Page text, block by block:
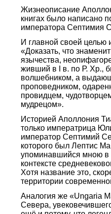
Жизнеописание
книгах было написано
императора Септимия
И главной своей целью
«Доказать, что
язычества,
живший в I в. по Р. Хр.,
волшебником, а
проповедником,
провидцем,
мудрецом».
Историей Аполлония
только императрица
император Септимий
которого был Лептис
упоминавшийся мною в
контексте
Хотя название это,
территории
Аналогия же «Ungaria
Севера,